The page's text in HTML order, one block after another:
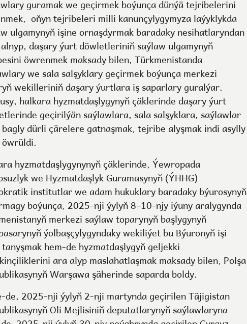
guramak we geçirmek boýunça dünýä tejribelerini
oňyn tejribeleri milli kanunçylygymyza laýyklykda
ulgamynyň işine ornaşdyrmak baradaky nesihatlaryndan
daşary ýurt döwletleriniň saýlaw ulgamynyň
öwrenmek maksady bilen, Türkmenistanda
we sala salşyklary geçirmek boýunça merkezi
wekilleriniň daşary ýurtlara iş saparlary guralýar.
halkara hyzmatdaşlygynyň çäklerinde daşary ýurt
geçirilýän saýlawlara, sala salşyklara, saýlawlar
dürli çärelere gatnaşmak, tejribe alyşmak indi asylly
hyzmatdaşlygynynyň çäklerinde, Ýewropada
we Hyzmatdaşlyk Guramasynyň (ÝHHG)
institutlar we adam hukuklary baradaky býurosynyň
boýunça, 2025-nji ýylyň 8–10-njy iýuny aralygynda
merkezi saýlaw toparynyň başlygynyň
ýolbaşçylygyndaky wekiliýet bu Býuronyň işi
hem-de hyzmatdaşlygyň geljekki
ara alyp maslahatlaşmak maksady bilen, Polşa
Warşawa şäherinde saparda boldy.
de, 2025-nji ýylyň 2-nji martynda geçirilen Täjigistan
Oli Mejlisiniň deputatlarynyň saýlawlaryna